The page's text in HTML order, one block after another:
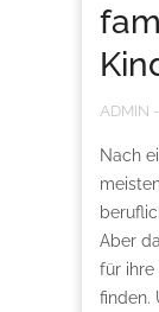
ADMIN -
Nach
Aber
für ihre
finden.